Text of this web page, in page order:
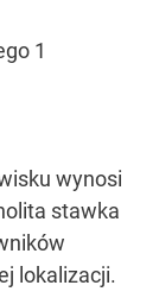
1
wynosi
stawka
lokalizacji.